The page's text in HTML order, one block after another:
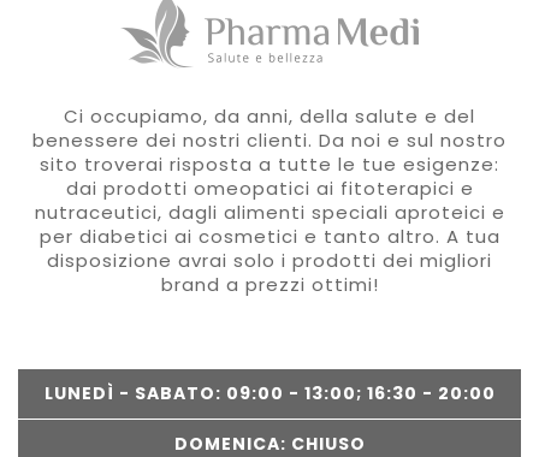
Ci occupiamo, da anni, della salute e del
benessere dei nostri clienti. Da noi e sul nostro
sito troverai risposta a tutte le tue esigenze:
dai prodotti omeopatici ai fitoterapici e
nutraceutici, dagli alimenti speciali aproteici e
per diabetici ai cosmetici e tanto altro. A tua
disposizione avrai solo i prodotti dei migliori
brand a prezzi ottimi!
LUNEDÌ - SABATO: 09:00 - 13:00; 16:30 - 20:00
DOMENICA: CHIUSO